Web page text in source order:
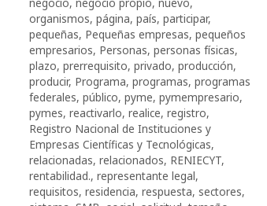
organismos, página, país, participar,
pequeñas, Pequeñas empresas, pequeños
empresarios, Personas, personas físicas,
plazo, prerrequisito, privado, producción,
producir, Programa, programas, programas
federales, público, pyme, pymempresario,
pymes, reactivarlo, realice, registro,
Registro Nacional de Instituciones y
Empresas Científicas y Tecnológicas,
relacionadas, relacionados, RENIECYT,
rentabilidad., representante legal,
requisitos, residencia, respuesta, sectores,